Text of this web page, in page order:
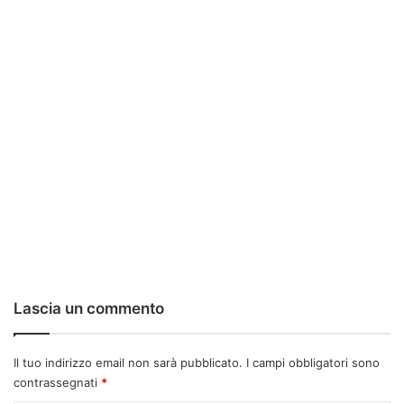
Lascia un commento
Il tuo indirizzo email non sarà pubblicato. I campi obbligatori sono
contrassegnati *